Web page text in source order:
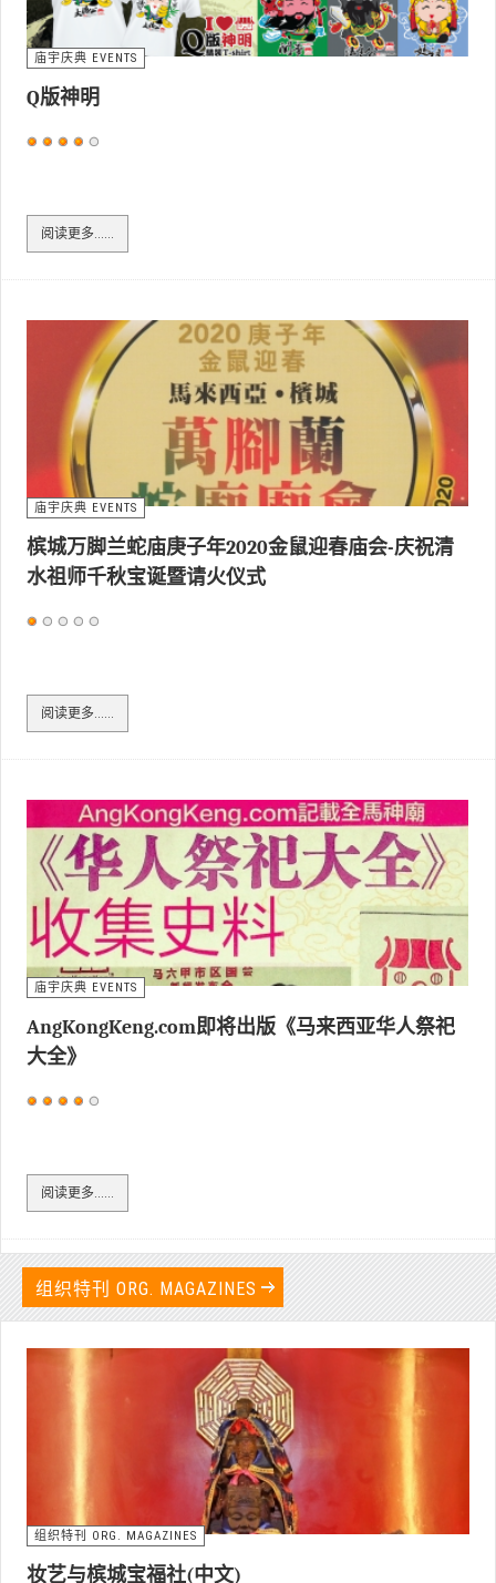
庙宇庆典 EVENTS
Q版神明
用
价：4/5
阅读更多……
庙宇庆典 EVENTS
槟城万脚兰蛇庙庚子年2020金鼠迎春庙会-庆祝清
水祖师千秋宝诞暨请火仪式
用
价：1/5
阅读更多……
庙宇庆典 EVENTS
AngKongKeng.com即将出版《马来西亚华人祭祀
大全》
用
价：4/5
阅读更多……
组织特刊 ORG. MAGAZINES
组织特刊 ORG. MAGAZINES
妆艺与槟城宝福社(中文)